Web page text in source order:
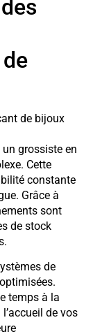
de bijoux
grossiste en
Cette
constante
Grâce à
sont
de stock
de
temps à la
de vos